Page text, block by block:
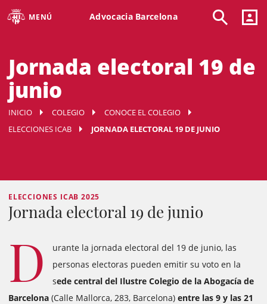
MENÚ Advocacia Barcelona
Jornada electoral 19 de
junio
INICIO COLEGIO
CONOCE EL COLEGIO
ELECCIONES ICAB
JORNADA ELECTORAL 19 DE JUNIO
ELECCIONES ICAB 2025
Jornada electoral 19 de junio
D
urante la jornada electoral del 19 de junio, las
personas electoras pueden emitir su voto en la
sede central del Ilustre Colegio de la Abogacía de
Barcelona (Calle Mallorca, 283, Barcelona) entre las 9 y las 21